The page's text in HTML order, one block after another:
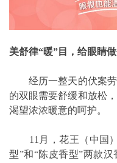
美舒律“暖”目，给眼睛
经历一整天的伏案劳
的双眼需要舒缓和放松
渴望浓浓暖意的呵护。
11月，花王（中国）
型”和“陈皮香型”两款